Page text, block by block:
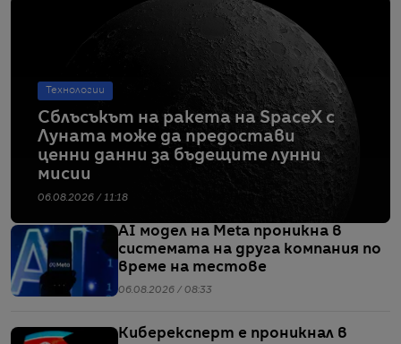
Технологии
Сблъсъкът на ракета на SpaceX с
Луната може да предостави
ценни данни за бъдещите лунни
мисии
06.08.2026 / 11:18
AI модел на Meta проникна в
системата на друга компания по
време на тестове
06.08.2026 / 08:33
Киберексперт е проникнал в